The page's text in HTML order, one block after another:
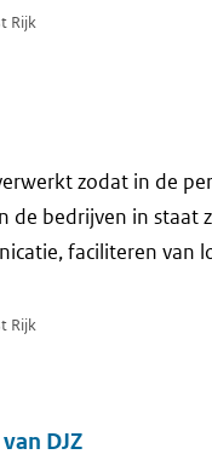
Rijk
zodat in de
bedrijven in staat
faciliteren van
Rijk
DJZ